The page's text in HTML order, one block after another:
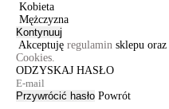
Kobieta
Mężczyzna
Kontynuuj
Akceptuję regulamin sklepu oraz
Cookies.
ODZYSKAJ HASŁO
Przywrócić hasło Powrót